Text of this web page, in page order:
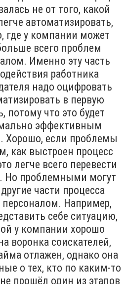
не от того, какой
автоматизировать,
где у компании может
всего проблем
Именно эту часть
работника
надо оцифровать
в первую
потому что это будет
эффективным
Хорошо, если проблемы
как выстроен процесс
легче всего перевести
Но проблемными могут
части процесса
персоналом. Например,
себе ситуацию,
у компании хорошо
воронка соискателей,
отлажен, однако она
о тех, кто по каким-то
прошёл один из этапов